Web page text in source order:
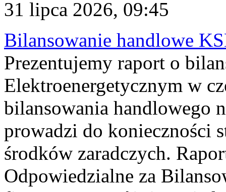
31 lipca 2026, 09:45
Bilansowanie handlowe
Prezentujemy raport o
Elektroenergetycznym w
bilansowania handlowego
prowadzi do konieczności
środków zaradczych.
Odpowiedzialne za